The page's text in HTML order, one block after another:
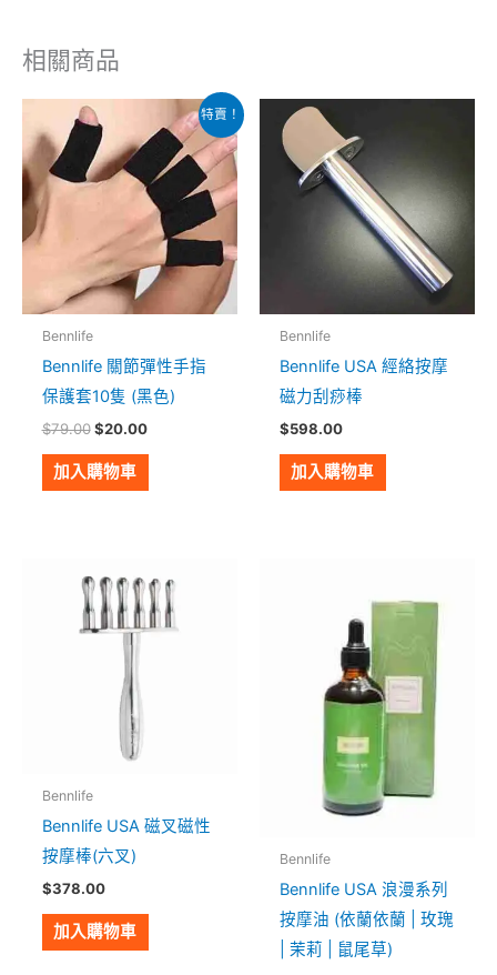
相關商品
特賣！
Bennlife
Bennlife 關節彈性手指
保護套10隻 (黑色)
$79.00
原
始
價
格：
$79.00。
$20.00
前
價
格：
$20.00。
加入購物車
Bennlife
Bennlife USA 經絡按摩
磁力刮痧棒
$598.00
加入購物車
Bennlife
Bennlife USA 磁叉磁性
按摩棒(六叉)
$378.00
加入購物車
Bennlife
Bennlife USA 浪漫系列
按摩油 (依蘭依蘭 | 玫瑰
| 茉莉 | 鼠尾草)
產
有
多
種
款
式。
可
品
頁
面